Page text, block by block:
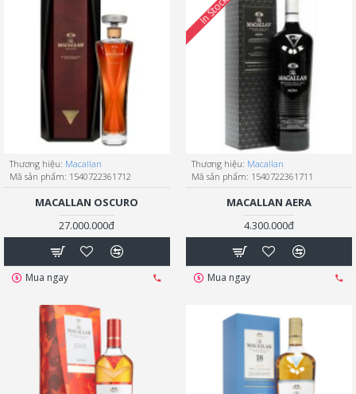
Thương hiệu: Macallan
Mã sản phẩm: 1540722361712
MACALLAN OSCURO
27.000.000đ
Mua ngay
In Stock
Thương hiệu: Macallan
Mã sản phẩm: 1540722361711
MACALLAN AERA
4.300.000đ
Mua ngay